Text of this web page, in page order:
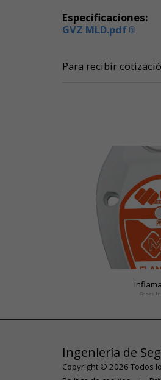
Especificaciones:
GVZ MLD.pdf
Para recibir
Gases
Ingeniería de
Copyright © 2026 Todos